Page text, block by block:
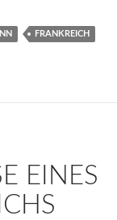
FRANKREICH
EINES